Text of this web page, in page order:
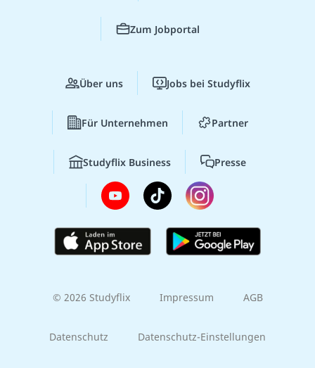
Zum Jobportal
Über uns Jobs bei Studyflix
Für Unternehmen Partner
Studyflix Business Presse
© 2026 Studyflix Impressum AGB
Datenschutz Datenschutz-Einstellungen